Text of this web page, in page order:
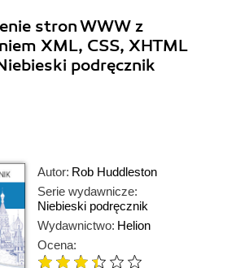
stron WWW z
XML, CSS, XHTML
podręcznik
Autor: Rob Huddleston
Serie wydawnicze:
Niebieski podręcznik
Wydawnictwo: Helion
Ocena: